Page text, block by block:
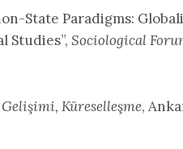
State Paradigms:
Studies”, Sociological
Küreselleşme,